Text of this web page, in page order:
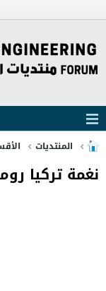
المنتديات
نغمة تركيا